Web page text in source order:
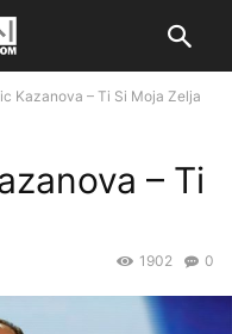
Kazanova – Ti Si Moja Zelja
– Ti
0
1902